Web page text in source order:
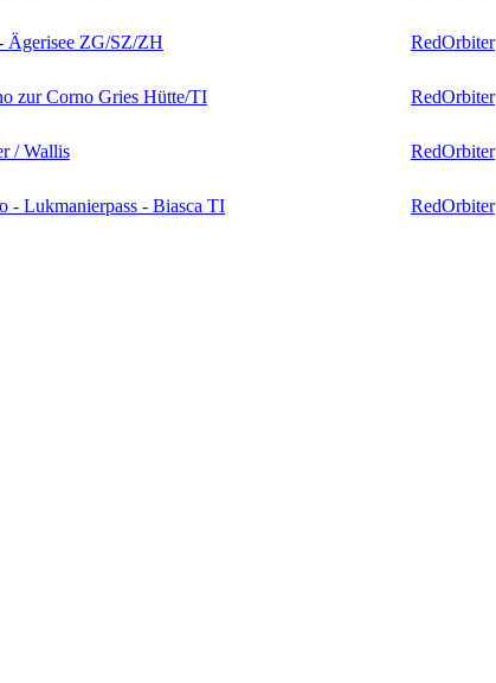
Ägerisee ZG/SZ/ZH RedOrbiter
zur Corno Gries Hütte/TI RedOrbiter
/ Wallis RedOrbiter
- Lukmanierpass - Biasca TI RedOrbiter